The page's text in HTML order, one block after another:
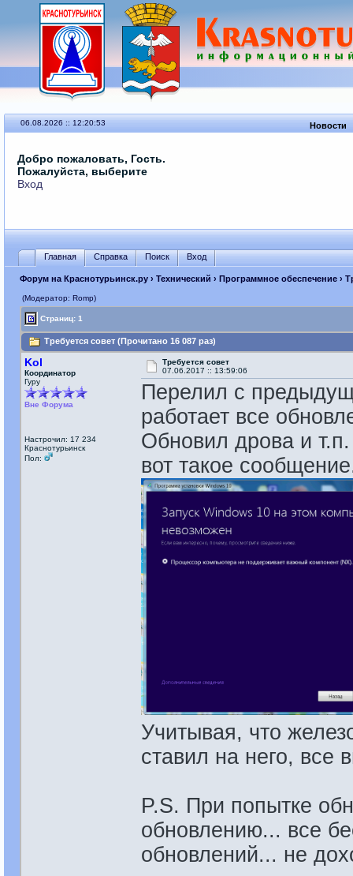
06.08.2026 :: 12:20:53 Новости
Добро пожаловать, Гость.
Пожалуйста, выберите
Вход
Главная Справка Поиск Вход
Форум на Краснотурьинск.ру› Технический › Программное обеспечение›
(Модератор: Romp)
Страниц: 1
Требуется совет (Прочитано 16 087 раз)
Kol
Координатор
Гуру
Вне Форума
Настрочил: 17 234
Краснотурьинск
Пол:
Требуется совет
07.06.2017 :: 13:59:06
Перелил с
работает все
Обновил дрова и
вот такое
Учитывая, что
ставил на него, все
P.S. При попытке
обновлению... все
обновлений... не